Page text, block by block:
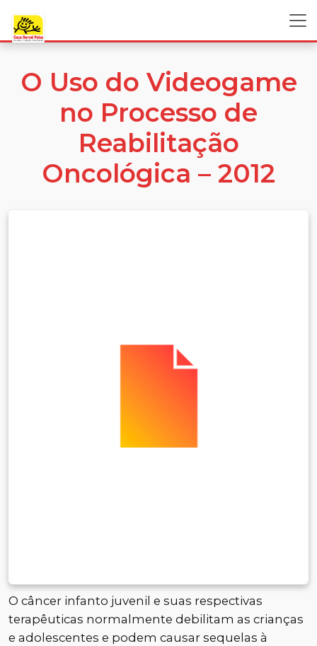
O Uso do Videogame
no Processo de
Reabilitação
Oncológica – 2012
O câncer infanto juvenil e suas respectivas
terapêuticas normalmente debilitam as crianças
e adolescentes e podem causar sequelas à